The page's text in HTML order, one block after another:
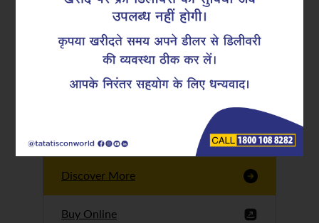
Tata Tiscon 550SD
are highly accurate
and possess
uniform ridges,
high…
Discover More
Buy Online